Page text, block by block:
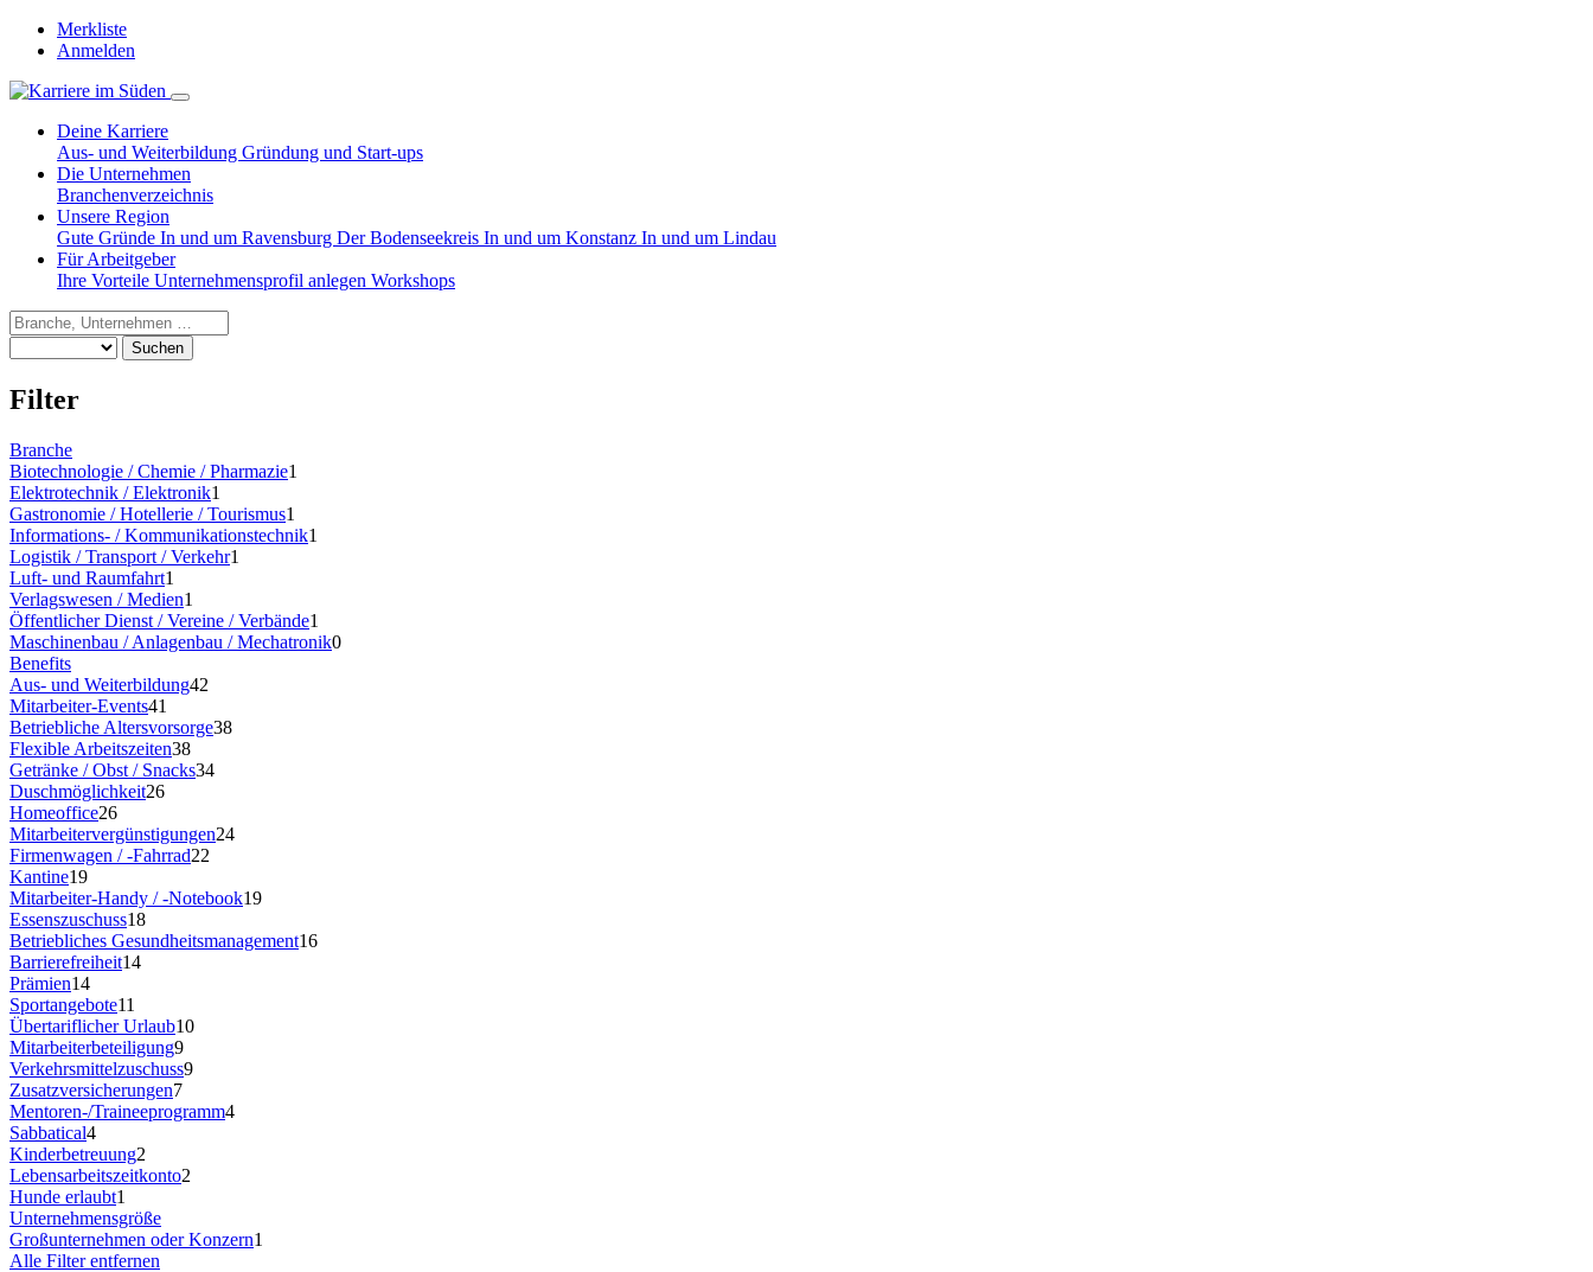
Merkliste
Anmelden
Deine Karriere
Aus- und Weiterbildung Gründung und Start-ups
Die Unternehmen
Branchenverzeichnis
Unsere Region
Gute Gründe In und um Ravensburg Der Bodenseekreis In und um Konstanz In und um Lindau
Für Arbeitgeber
Ihre Vorteile Unternehmensprofil anlegen Workshops
Suchen
Filter
Branche
Biotechnologie / Chemie / Pharmazie1
Elektrotechnik / Elektronik1
Gastronomie / Hotellerie / Tourismus1
Informations- / Kommunikationstechnik1
Logistik / Transport / Verkehr1
Luft- und Raumfahrt1
Verlagswesen / Medien1
Öffentlicher Dienst / Vereine / Verbände1
Maschinenbau / Anlagenbau / Mechatronik0
Benefits
Aus- und Weiterbildung42
Mitarbeiter-Events41
Betriebliche Altersvorsorge38
Flexible Arbeitszeiten38
Getränke / Obst / Snacks34
Duschmöglichkeit26
Homeoffice26
Mitarbeitervergünstigungen24
Firmenwagen / -Fahrrad22
Kantine19
Mitarbeiter-Handy / -Notebook19
Essenszuschuss18
Betriebliches Gesundheitsmanagement16
Barrierefreiheit14
Prämien14
Sportangebote11
Übertariflicher Urlaub10
Mitarbeiterbeteiligung9
Verkehrsmittelzuschuss9
Zusatzversicherungen7
Mentoren-/Traineeprogramm4
Sabbatical4
Kinderbetreuung2
Lebensarbeitszeitkonto2
Hunde erlaubt1
Unternehmensgröße
Großunternehmen oder Konzern1
Alle Filter entfernen